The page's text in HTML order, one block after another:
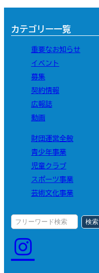
カテゴリー一覧
重要なお知らせ
イベント
募集
契約情報
広報誌
動画
財団運営全般
青少年事業
児童クラブ
スポーツ事業
芸術文化事業
検索